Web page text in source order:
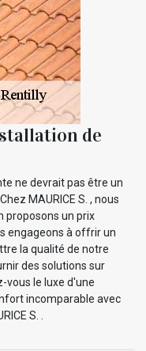
de
ne devrait pas être un
MAURICE S. , nous
proposons un prix
engageons à offrir un
la qualité de notre
des solutions sur
vous le luxe d'une
incomparable avec
S. .